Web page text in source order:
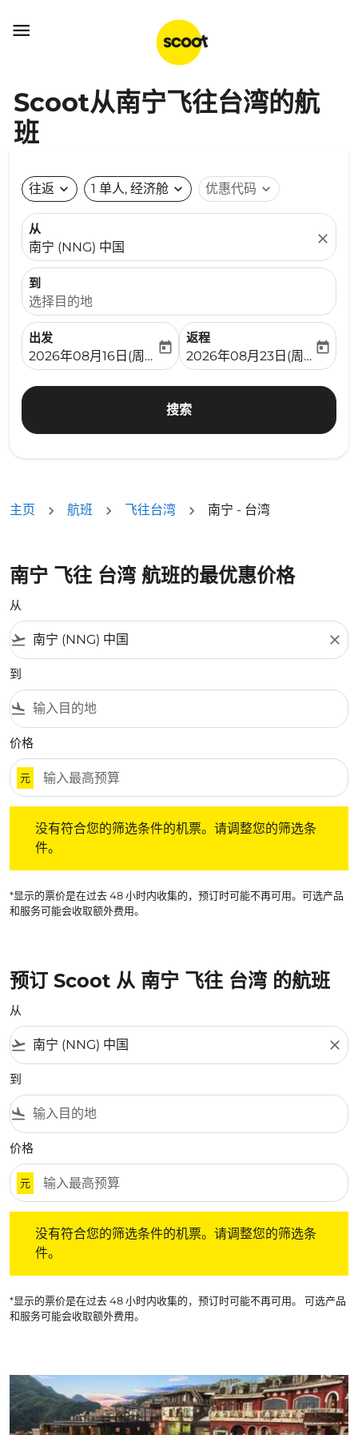

Scoot从南宁飞往台湾的航
班
往返 expand_more 1 单人, 经济舱 expand_more 优惠代码 expand_more
从
南宁 (NNG) 中国
close
到
选择目的地
出发
fc-booking-departure-date-aria-label
2026年08月16日(周日)
today
返程
fc-booking-return-date-
2026年08月23日(周日)
today
搜索
主页 航班 飞往台湾 南宁 - 台湾
南宁 飞往 台湾 航班的最优惠价格
从
flight_takeoff close
到
flight_land
价格
元
没有符合您的筛选条件的机票。请调整您的筛选条
件。
*显示的票价是在过去 48 小时内收集的，预订时可能不再可用。可选产品
和服务可能会收取额外费用。
预订 Scoot 从 南宁 飞往 台湾 的航班
从
flight_takeoff close
到
flight_land
价格
元
没有符合您的筛选条件的机票。请调整您的筛选条
件。
*显示的票价是在过去 48 小时内收集的，预订时可能不再可用。 可选产品
和服务可能会收取额外费用。